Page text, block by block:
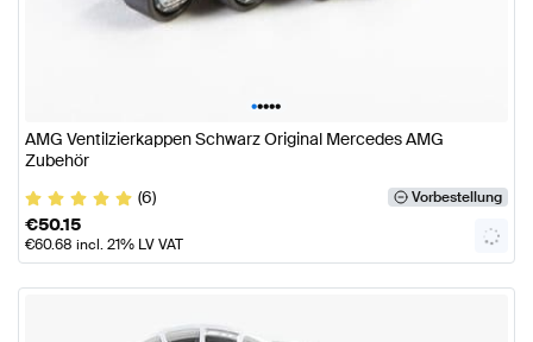
•••••
AMG Ventilzierkappen Schwarz Original Mercedes AMG
Zubehör
(6)
Vorbestellung
€50.15
€60.68 incl. 21% LV VAT